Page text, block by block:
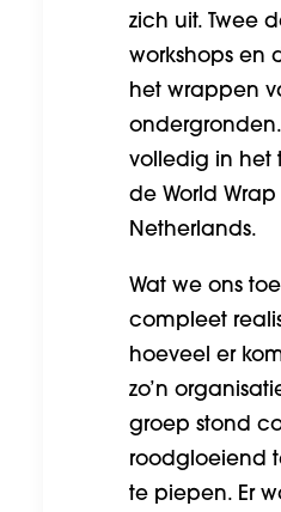
zich uit. Twee
workshops en
het wrappen
volledig in het
de World Wrap
Netherlands.
Wat we ons
compleet
hoeveel er
zo’n
groep stond
roodgloeiend
te piepen. Er